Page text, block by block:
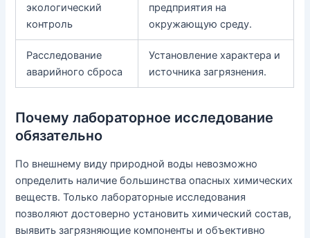
экологический
контроль
предприятия на
окружающую среду.
Расследование
аварийного сброса
Установление характера и
источника загрязнения.
Почему лабораторное исследование
обязательно
По внешнему виду природной воды невозможно
определить наличие большинства опасных химических
веществ. Только лабораторные исследования
позволяют достоверно установить химический состав,
выявить загрязняющие компоненты и объективно